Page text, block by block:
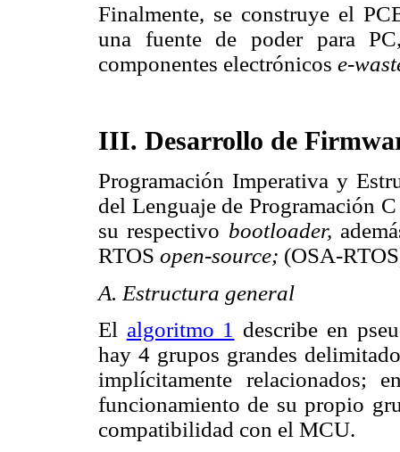
Finalmente, se construye el
una fuente de poder para
componentes electrónicos e-
III. Desarrollo de
Programación Imperativa y
del Lenguaje de Programación
su respectivo bootloader,
RTOS open-source; (OSA-
A. Estructura general
El algoritmo 1 describe en
hay 4 grupos grandes
implícitamente relacionados;
funcionamiento de su propio
compatibilidad con el MCU.